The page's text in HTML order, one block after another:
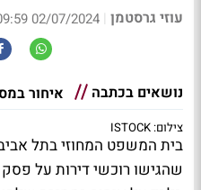
עוזי גרסטמן |
02/07/2024 09:59
נושאים בכתבה איחור
צילום: ISTOCK
בית המשפט המחוזי בתל
שהגישו רוכשי דירות על